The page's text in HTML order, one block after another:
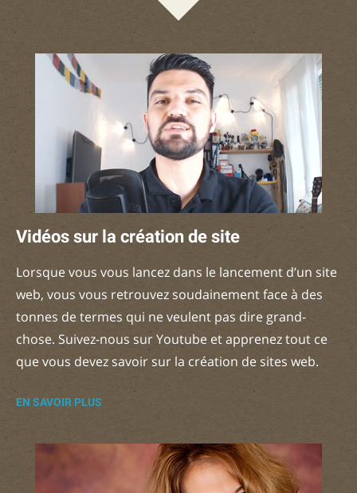
Vidéos sur la création de site
Lorsque vous vous lancez dans le lancement d’un site
web, vous vous retrouvez soudainement face à des
tonnes de termes qui ne veulent pas dire grand-
chose. Suivez-nous sur Youtube et apprenez tout ce
que vous devez savoir sur la création de sites web.
EN SAVOIR PLUS